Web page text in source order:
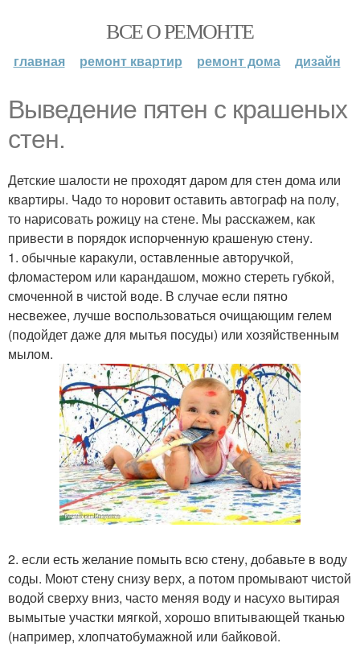
ВСЕ О РЕМОНТЕ
главная ремонт квартир ремонт дома дизайн
Выведение пятен с крашеных
стен.
Детские шалости не проходят даром для стен дома или
квартиры. Чадо то норовит оставить автограф на полу,
то нарисовать рожицу на стене. Мы расскажем, как
привести в порядок испорченную крашеную стену.
1. обычные каракули, оставленные авторучкой,
фломастером или карандашом, можно стереть губкой,
смоченной в чистой воде. В случае если пятно
несвежее, лучше воспользоваться очищающим гелем
(подойдет даже для мытья посуды) или хозяйственным
мылом.
2. если есть желание помыть всю стену, добавьте в воду
соды. Моют стену снизу верх, а потом промывают чистой
водой сверху вниз, часто меняя воду и насухо вытирая
вымытые участки мягкой, хорошо впитывающей тканью
(например, хлопчатобумажной или байковой.